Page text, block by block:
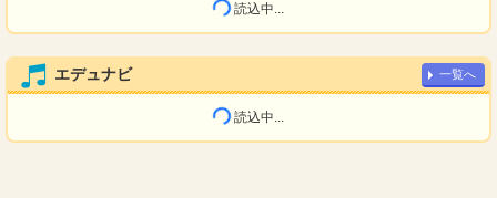
読込中...
エデュナビ 一覧へ
読込中...